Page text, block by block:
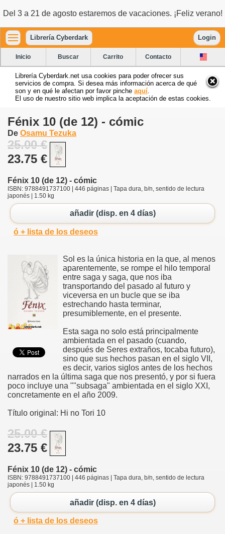
Del 3 a 21 de agosto estaremos de vacaciones. ¡Feliz verano!
Librería Cyberdark Login
Inicio Buscar Carrito Contacto
Librería Cyberdark.net usa cookies para poder ofrecer sus
servicios de compra. Si desea más información acerca de qué
son y en qué le afectan por favor pinche aquí
El uso de nuestro sitio web implica la aceptación de estas cookies.
Fénix 10 (de 12) - cómic
De Osamu Tezuka
25.00 €
23.75 €
Fénix 10 (de 12) - cómic
ISBN: 9788491737100 | 446 páginas | Tapa dura, b/n, sentido de lectura
japonés | 1.50 kg
añadir (disp. en 4 días)
ó + lista de los deseos
Sol es la única historia en la que, al menos
aparentemente, se rompe el hilo temporal
entre saga y saga, que nos iba
transportando del pasado al futuro y
viceversa en un bucle que se iba
estrechando hasta terminar,
presumiblemente, en el presente.
Esta saga no solo está principalmente
ambientada en el pasado (cuando,
después de Seres extraños, tocaba futuro),
sino que sus hechos pasan en el siglo VII,
es decir, varios siglos antes de los hechos
narrados en la última saga que nos presentó, y por si fuera
poco incluye una ""subsaga" ambientada en el siglo XXI,
concretamente en el año 2009.
Título original: Hi no Tori 10
25.00 €
23.75 €
Fénix 10 (de 12) - cómic
ISBN: 9788491737100 | 446 páginas | Tapa dura, b/n, sentido de lectura
japonés | 1.50 kg
añadir (disp. en 4 días)
ó + lista de los deseos